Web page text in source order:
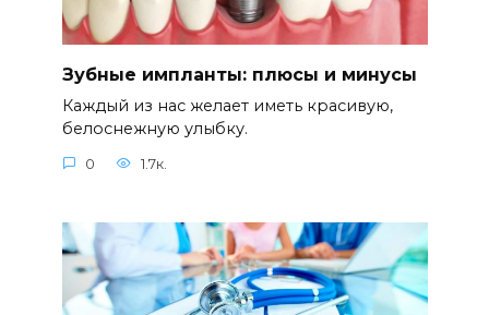
Зубные импланты: плюсы и минусы
Каждый из нас желает иметь красивую,
белоснежную улыбку.
0 1.7к.